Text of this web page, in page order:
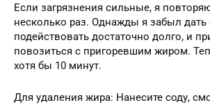
Если загрязнения сильные, я
несколько раз. Однажды я забыл дать
подействовать достаточно долго, и
повозиться с пригоревшим жиром.
хотя бы 10 минут.
Для удаления жира: Нанесите соду,